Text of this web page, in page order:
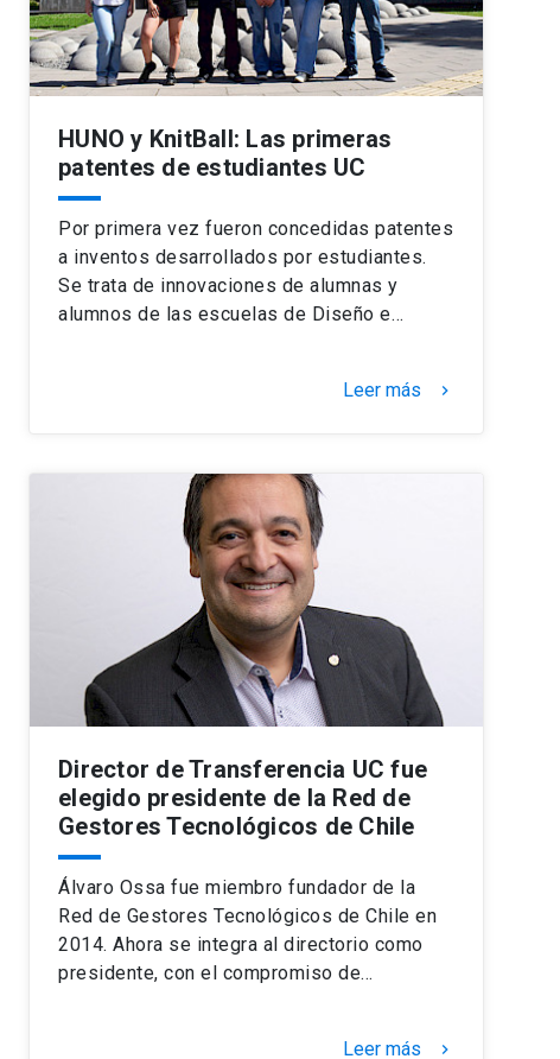
HUNO y KnitBall: Las primeras
patentes de estudiantes UC
Por primera vez fueron concedidas patentes
a inventos desarrollados por estudiantes.
Se trata de innovaciones de alumnas y
alumnos de las escuelas de Diseño e…
Leer más keyboard_arrow_right
Director de Transferencia UC fue
elegido presidente de la Red de
Gestores Tecnológicos de Chile
Álvaro Ossa fue miembro fundador de la
Red de Gestores Tecnológicos de Chile en
2014. Ahora se integra al directorio como
presidente, con el compromiso de…
Leer más keyboard_arrow_right